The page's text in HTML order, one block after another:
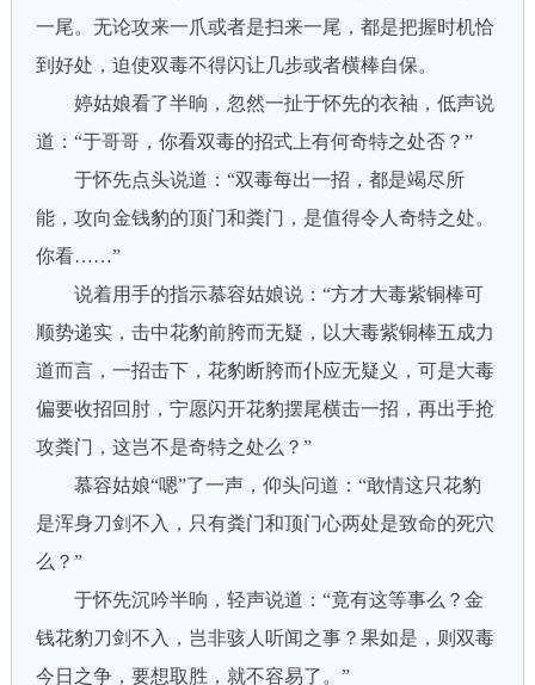
一尾。无论攻来一爪或者是扫来一尾，都是把握时机恰
到好处，迫使双毒不得闪让几步或者横棒自保。
婷姑娘看了半晌，忽然一扯于怀先的衣袖，低声说
道：“于哥哥，你看双毒的招式上有何奇特之处否？”
于怀先点头说道：“双毒每出一招，都是竭尽所
能，攻向金钱豹的顶门和粪门，是值得令人奇特之处。
你看……”
说着用手的指示慕容姑娘说：“方才大毒紫铜棒可
顺势递实，击中花豹前胯而无疑，以大毒紫铜棒五成力
道而言，一招击下，花豹断胯而仆应无疑义，可是大毒
偏要收招回肘，宁愿闪开花豹摆尾横击一招，再出手抢
攻粪门，这岂不是奇特之处么？”
慕容姑娘“嗯”了一声，仰头问道：“敢情这只花豹
是浑身刀剑不入，只有粪门和顶门心两处是致命的死穴
么？”
于怀先沉吟半晌，轻声说道：“竟有这等事么？金
钱花豹刀剑不入，岂非骇人听闻之事？果如是，则双毒
今日之争，要想取胜，就不容易了。”